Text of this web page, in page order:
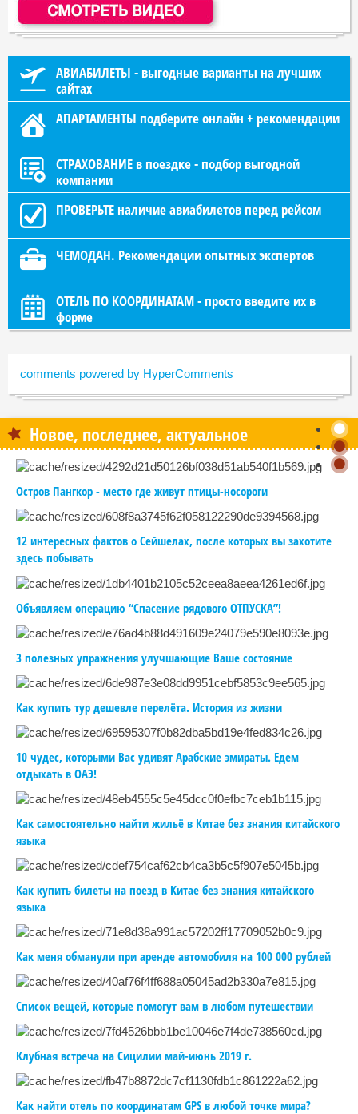
АВИАБИЛЕТЫ - выгодные варианты на лучших
сайтах
АПАРТАМЕНТЫ подберите онлайн + рекомендации
СТРАХОВАНИЕ в поездке - подбор выгодной
компании
ПРОВЕРЬТЕ наличие авиабилетов перед рейсом
ЧЕМОДАН. Рекомендации опытных экспертов
ОТЕЛЬ ПО КООРДИНАТАМ - просто введите их в
форме
comments powered by HyperComments
Новое, последнее, актуальное
Остров Пангкор - место где живут птицы-носороги
12 интересных фактов о Сейшелах, после которых вы захотите
здесь побывать
Объявляем операцию “Спасение рядового ОТПУСКА”!
3 полезных упражнения улучшающие Ваше состояние
Как купить тур дешевле перелёта. История из жизни
10 чудес, которыми Вас удивят Арабские эмираты. Едем
отдыхать в ОАЭ!
Как самостоятельно найти жильё в Китае без знания китайского
языка
Как купить билеты на поезд в Китае без знания китайского
языка
Как меня обманули при аренде автомобиля на 100 000 рублей
Список вещей, которые помогут вам в любом путешествии
Клубная встреча на Сицилии май-июнь 2019 г.
Как найти отель по координатам GPS в любой точке мира?